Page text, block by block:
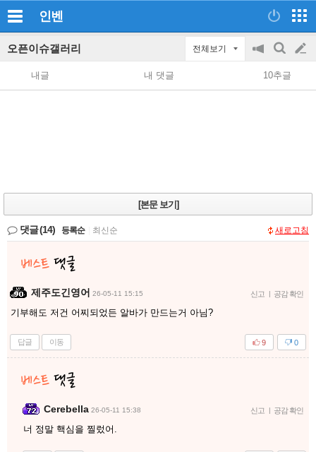
인벤
오픈이슈갤러리 전체보기
공
지
on/off
검
색
글
쓰
내글 내 댓글 10추글
[본문 보기]
댓글(14) 등록순 최신순 새로고침
제주도긴영어 26-05-11 15:15 신고 | 공감 확인
기부해도 저건 어찌되었든 알바가 만드는거 아님?
답글 이동 0
9
Cerebella 26-05-11 15:38 신고 | 공감 확인
너 정말 핵심을 찔렀어.